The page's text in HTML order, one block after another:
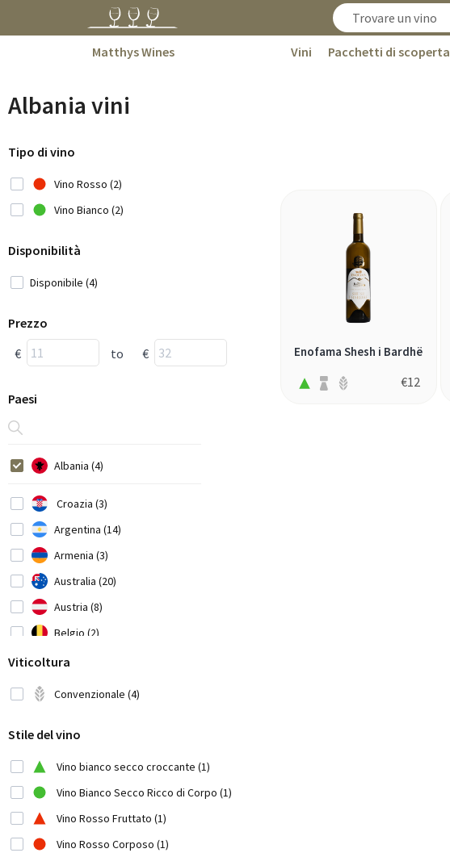
Matthys Wines Vini Pacchetti di scoperta
Albania vini
Tipo di vino
Vino Rosso (2)
Vino Bianco (2)
Disponibilità
Disponibile (4)
Prezzo
€
to €
Paesi
Albania (4)
Croazia (3)
Argentina (14)
Armenia (3)
Australia (20)
Austria (8)
Belgio (2)
Bosnia-Herzegovina (1)
Chile (7)
Cina (1)
Cyprus (2)
Francia (12)
Georgia (1)
Viticoltura
Convenzionale (4)
Stile del vino
Vino bianco secco croccante (1)
Vino Bianco Secco Ricco di Corpo (1)
Vino Rosso Fruttato (1)
Vino Rosso Corposo (1)
Enofama Shesh i Bardhë
€12